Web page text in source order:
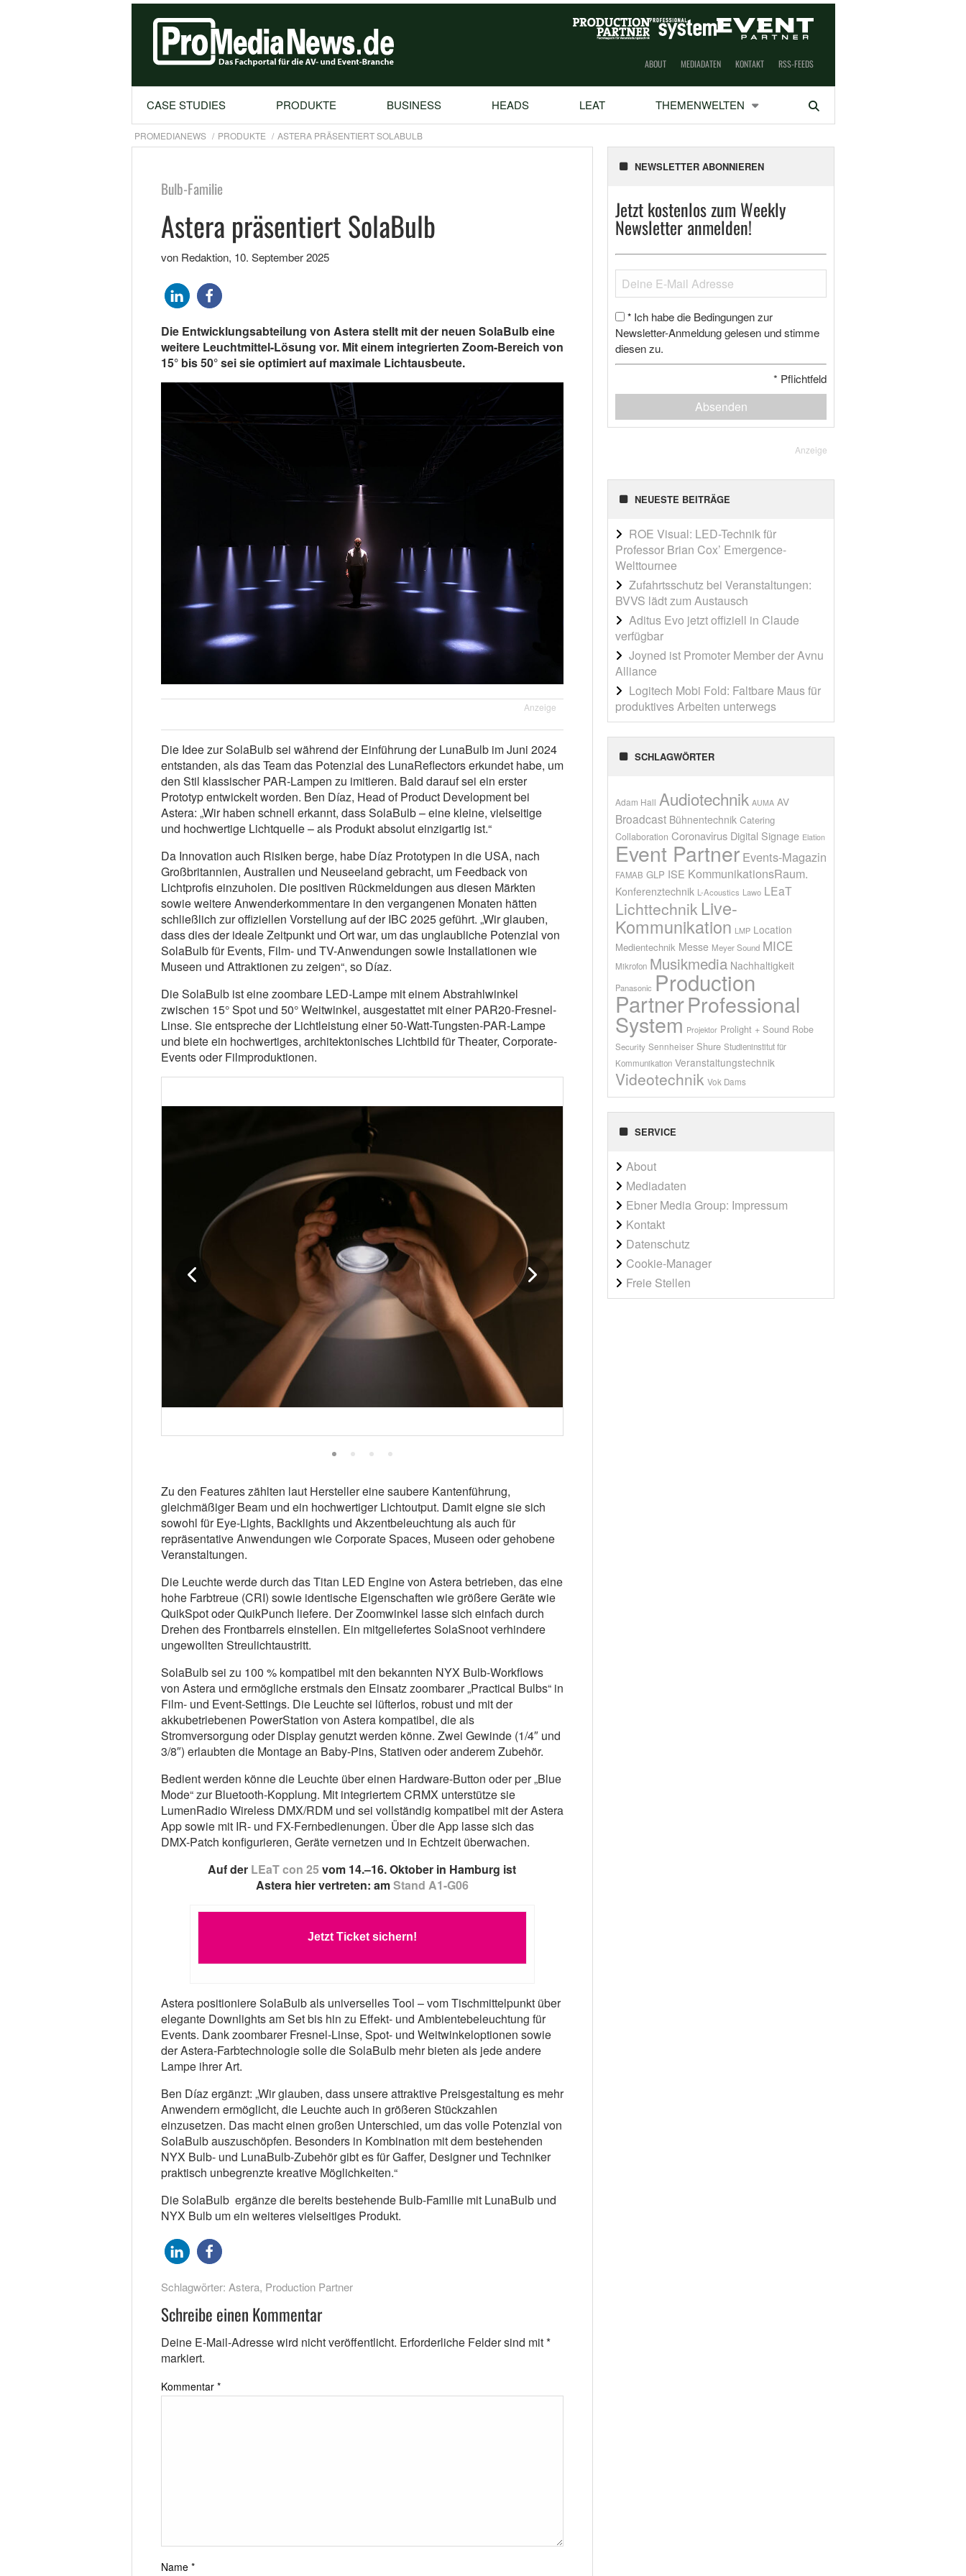
ABOUT MEDIADATEN KONTAKT RSS-FEEDS
CASE STUDIES PRODUKTE BUSINESS HEADS LEAT THEMENWELTEN Suchen
PROMEDIANEWS PRODUKTE ASTERA PRÄSENTIERT SOLABULB
Bulb-Familie
Astera präsentiert SolaBulb
von Redaktion, 10. September 2025
Die Entwicklungsabteilung von Astera stellt mit der neuen SolaBulb eine
weitere Leuchtmittel-Lösung vor. Mit einem integrierten Zoom-Bereich von
15° bis 50° sei sie optimiert auf maximale Lichtausbeute.
Anzeige
Die Idee zur SolaBulb sei während der Einführung der LunaBulb im Juni 2024
entstanden, als das Team das Potenzial des LunaReflectors erkundet habe, um
den Stil klassischer PAR-Lampen zu imitieren. Bald darauf sei ein erster
Prototyp entwickelt worden. Ben Díaz, Head of Product Development bei
Astera: „Wir haben schnell erkannt, dass SolaBulb – eine kleine, vielseitige
und hochwertige Lichtquelle – als Produkt absolut einzigartig ist.“
Da Innovation auch Risiken berge, habe Díaz Prototypen in die USA, nach
Großbritannien, Australien und Neuseeland gebracht, um Feedback von
Lichtprofis einzuholen. Die positiven Rückmeldungen aus diesen Märkten
sowie weitere Anwenderkommentare in den vergangenen Monaten hätten
schließlich zur offiziellen Vorstellung auf der IBC 2025 geführt. „Wir glauben,
dass dies der ideale Zeitpunkt und Ort war, um das unglaubliche Potenzial von
SolaBulb für Events, Film- und TV-Anwendungen sowie Installationen wie
Museen und Attraktionen zu zeigen“, so Díaz.
Die SolaBulb ist eine zoombare LED-Lampe mit einem Abstrahlwinkel
zwischen 15° Spot und 50° Weitwinkel, ausgestattet mit einer PAR20-Fresnel-
Linse. Sie entspreche der Lichtleistung einer 50-Watt-Tungsten-PAR-Lampe
und biete ein hochwertiges, architektonisches Lichtbild für Theater, Corporate-
Events oder Filmproduktionen.
Zu den Features zählten laut Hersteller eine saubere Kantenführung,
gleichmäßiger Beam und ein hochwertiger Lichtoutput. Damit eigne sie sich
sowohl für Eye-Lights, Backlights und Akzentbeleuchtung als auch für
repräsentative Anwendungen wie Corporate Spaces, Museen oder gehobene
Veranstaltungen.
Die Leuchte werde durch das Titan LED Engine von Astera betrieben, das eine
hohe Farbtreue (CRI) sowie identische Eigenschaften wie größere Geräte wie
QuikSpot oder QuikPunch liefere. Der Zoomwinkel lasse sich einfach durch
Drehen des Frontbarrels einstellen. Ein mitgeliefertes SolaSnoot verhindere
ungewollten Streulichtaustritt.
SolaBulb sei zu 100 % kompatibel mit den bekannten NYX Bulb-Workflows
von Astera und ermögliche erstmals den Einsatz zoombarer „Practical Bulbs“ in
Film- und Event-Settings. Die Leuchte sei lüfterlos, robust und mit der
akkubetriebenen PowerStation von Astera kompatibel, die als
Stromversorgung oder Display genutzt werden könne. Zwei Gewinde (1/4″ und
3/8″) erlaubten die Montage an Baby-Pins, Stativen oder anderem Zubehör.
Bedient werden könne die Leuchte über einen Hardware-Button oder per „Blue
Mode“ zur Bluetooth-Kopplung. Mit integriertem CRMX unterstütze sie
LumenRadio Wireless DMX/RDM und sei vollständig kompatibel mit der Astera
App sowie mit IR- und FX-Fernbedienungen. Über die App lasse sich das
DMX-Patch konfigurieren, Geräte vernetzen und in Echtzeit überwachen.
Auf der LEaT con 25 vom 14.–16. Oktober in Hamburg ist
Astera hier vertreten: amStand A1-G06
Jetzt Ticket sichern!
Astera positioniere SolaBulb als universelles Tool – vom Tischmittelpunkt über
elegante Downlights am Set bis hin zu Effekt- und Ambientebeleuchtung für
Events. Dank zoombarer Fresnel-Linse, Spot- und Weitwinkeloptionen sowie
der Astera-Farbtechnologie solle die SolaBulb mehr bieten als jede andere
Lampe ihrer Art.
Ben Díaz ergänzt: „Wir glauben, dass unsere attraktive Preisgestaltung es mehr
Anwendern ermöglicht, die Leuchte auch in größeren Stückzahlen
einzusetzen. Das macht einen großen Unterschied, um das volle Potenzial von
SolaBulb auszuschöpfen. Besonders in Kombination mit dem bestehenden
NYX Bulb- und LunaBulb-Zubehör gibt es für Gaffer, Designer und Techniker
praktisch unbegrenzte kreative Möglichkeiten.“
Die SolaBulb ergänze die bereits bestehende Bulb-Familie mit LunaBulb und
NYX Bulb um ein weiteres vielseitiges Produkt.
Schlagwörter: Astera, Production Partner
Schreibe einen Kommentar
Deine E-Mail-Adresse wird nicht veröffentlicht. Erforderliche Felder sind mit*
markiert.
Kommentar *
Name *
NEWSLETTER ABONNIEREN
Jetzt kostenlos zum Weekly
Newsletter anmelden!
* Ich habe die Bedingungen zur
Newsletter-Anmeldung gelesen und stimme
diesen zu.
* Pflichtfeld
Absenden
Anzeige
NEUESTE BEITRÄGE
ROE Visual: LED-Technik für
Professor Brian Cox’ Emergence-
Welttournee
Zufahrtsschutz bei Veranstaltungen:
BVVS lädt zum Austausch
Aditus Evo jetzt offiziell in Claude
verfügbar
Joyned ist Promoter Member der Avnu
Alliance
Logitech Mobi Fold: Faltbare Maus für
produktives Arbeiten unterwegs
SCHLAGWÖRTER
Adam Hall Audiotechnik AUMA AV
Broadcast Bühnentechnik Catering
Collaboration Coronavirus Digital Signage Elation
Event Partner Events-Magazin
FAMAB GLP ISE KommunikationsRaum.
Konferenztechnik L-Acoustics Lawo LEaT
Lichttechnik Live-
Kommunikation LMP Location
Medientechnik Messe Meyer Sound MICE
Mikrofon Musikmedia Nachhaltigkeit
Panasonic Production
PartnerProfessional
System Projektor Prolight + Sound Robe
Security Sennheiser Shure Studieninstitut für
Kommunikation Veranstaltungstechnik
Videotechnik Vok Dams
SERVICE
About
Mediadaten
Ebner Media Group: Impressum
Kontakt
Datenschutz
Cookie-Manager
Freie Stellen